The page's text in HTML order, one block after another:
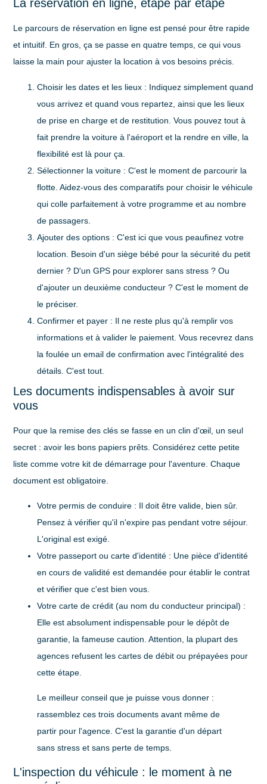
La réservation en ligne, étape par étape
Le parcours de réservation en ligne est pensé pour être rapide
et intuitif. En gros, ça se passe en quatre temps, ce qui vous
laisse la main pour ajuster la location à vos besoins précis.
Choisir les dates et les lieux : Indiquez simplement quand
vous arrivez et quand vous repartez, ainsi que les lieux
de prise en charge et de restitution. Vous pouvez tout à
fait prendre la voiture à l'aéroport et la rendre en ville, la
flexibilité est là pour ça.
Sélectionner la voiture : C'est le moment de parcourir la
flotte. Aidez-vous des comparatifs pour choisir le véhicule
qui colle parfaitement à votre programme et au nombre
de passagers.
Ajouter des options : C'est ici que vous peaufinez votre
location. Besoin d'un siège bébé pour la sécurité du petit
dernier ? D'un GPS pour explorer sans stress ? Ou
d'ajouter un deuxième conducteur ? C'est le moment de
le préciser.
Confirmer et payer : Il ne reste plus qu'à remplir vos
informations et à valider le paiement. Vous recevrez dans
la foulée un email de confirmation avec l'intégralité des
détails. C'est tout.
Les documents indispensables à avoir sur
vous
Pour que la remise des clés se fasse en un clin d'œil, un seul
secret : avoir les bons papiers prêts. Considérez cette petite
liste comme votre kit de démarrage pour l'aventure. Chaque
document est obligatoire.
Votre permis de conduire : Il doit être valide, bien sûr.
Pensez à vérifier qu'il n'expire pas pendant votre séjour.
L'original est exigé.
Votre passeport ou carte d'identité : Une pièce d'identité
en cours de validité est demandée pour établir le contrat
et vérifier que c'est bien vous.
Votre carte de crédit (au nom du conducteur principal) :
Elle est absolument indispensable pour le dépôt de
garantie, la fameuse caution. Attention, la plupart des
agences refusent les cartes de débit ou prépayées pour
cette étape.
Le meilleur conseil que je puisse vous donner :
rassemblez ces trois documents avant même de
partir pour l'agence. C'est la garantie d'un départ
sans stress et sans perte de temps.
L'inspection du véhicule : le moment à ne